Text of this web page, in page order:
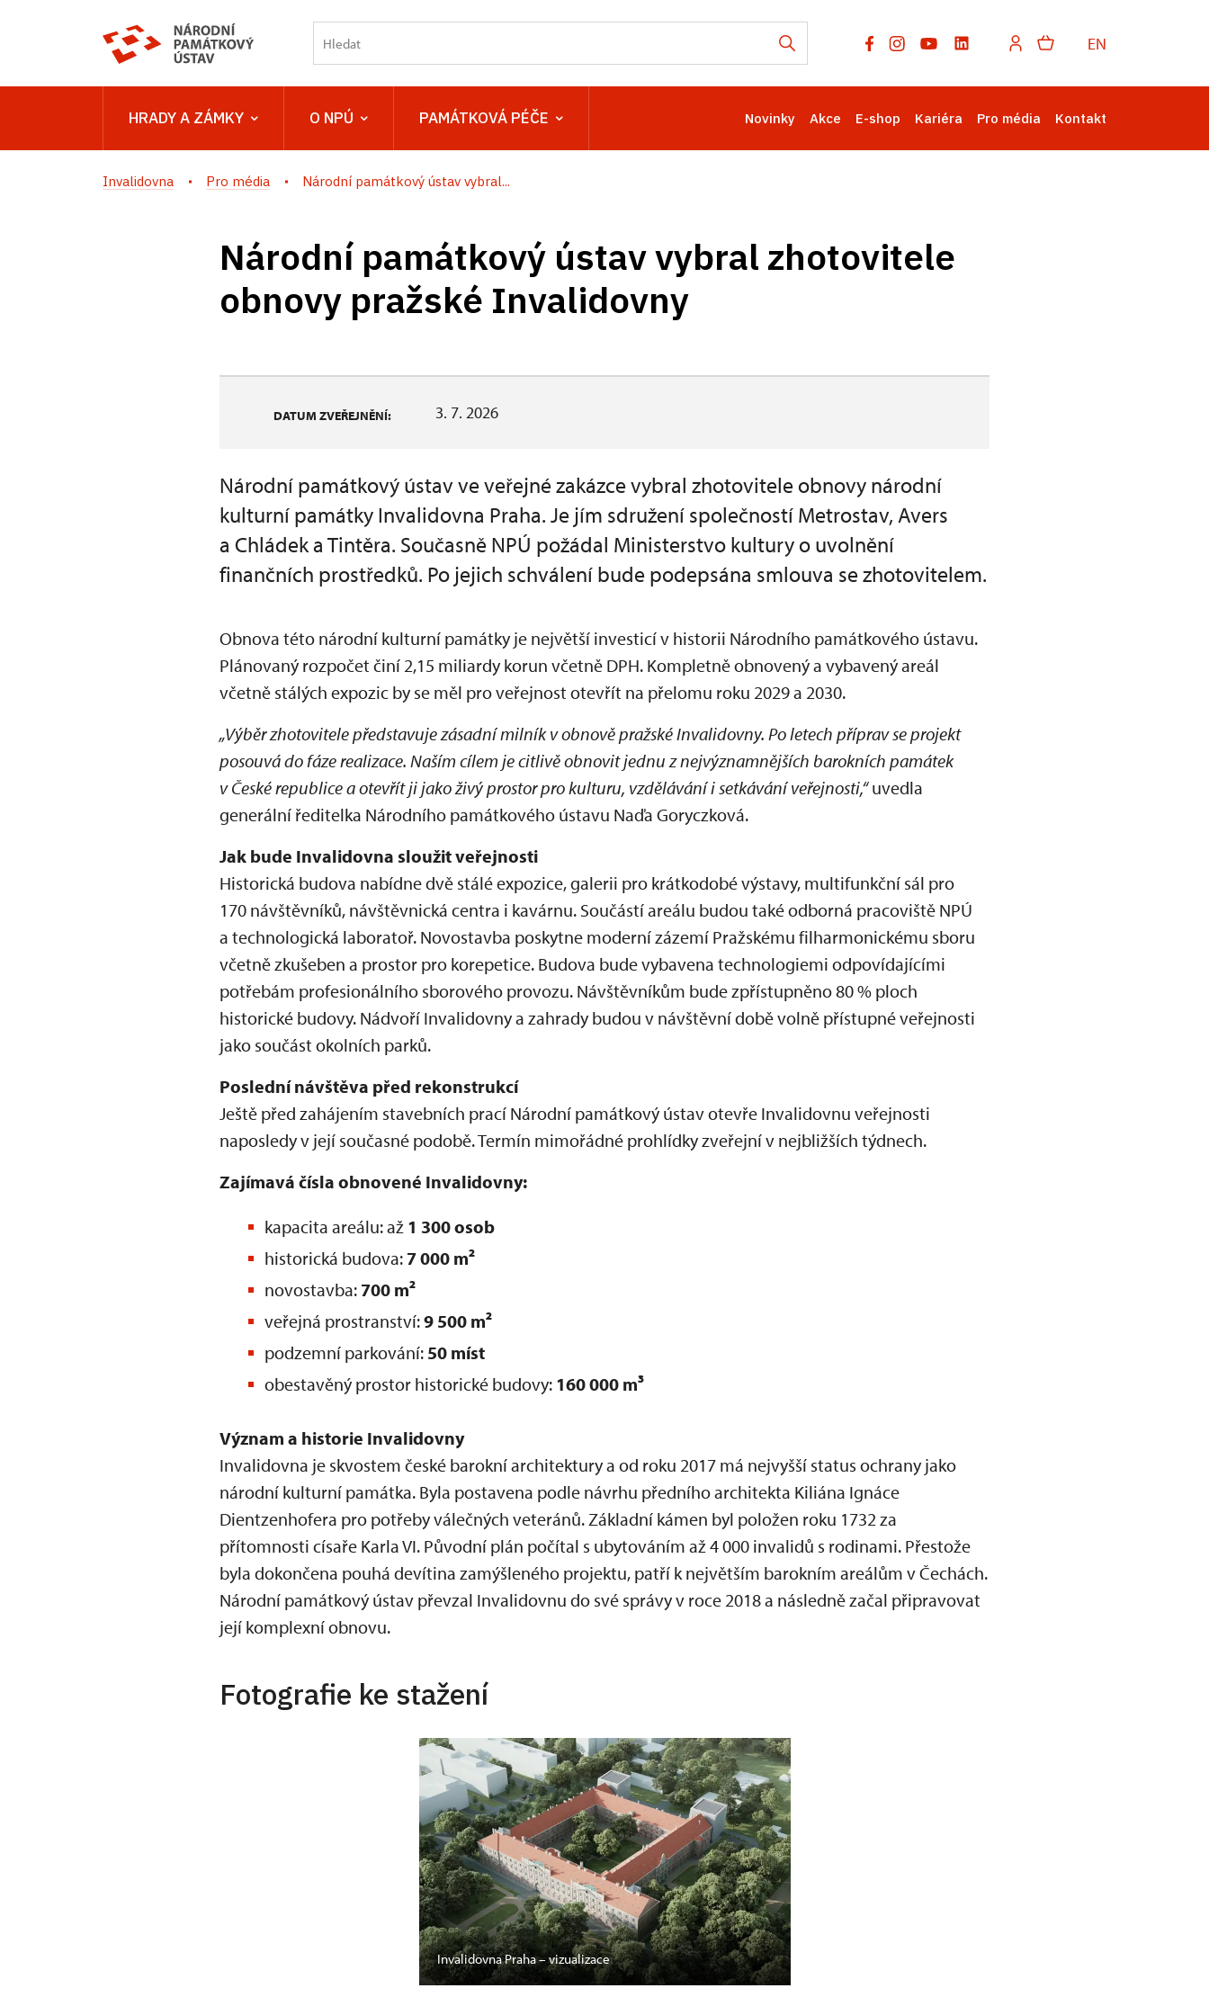
EN
HRADY A ZÁMKY O NPÚ PAMÁTKOVÁ PÉČE Novinky Akce E-shop Kariéra Pro média Kontakt
Invalidovna Pro média Národní památkový ústav vybral...
Národní památkový ústav vybral zhotovitele
obnovy pražské Invalidovny
DATUM ZVEŘEJNĚNÍ: 3. 7. 2026
Národní památkový ústav ve veřejné zakázce vybral zhotovitele obnovy národní
kulturní památky Invalidovna Praha. Je jím sdružení společností Metrostav, Avers
a Chládek a Tintěra. Současně NPÚ požádal Ministerstvo kultury o uvolnění
finančních prostředků. Po jejich schválení bude podepsána smlouva se zhotovitelem.
Obnova této národní kulturní památky je největší investicí v historii Národního památkového ústavu.
Plánovaný rozpočet činí 2,15 miliardy korun včetně DPH. Kompletně obnovený a vybavený areál
včetně stálých expozic by se měl pro veřejnost otevřít na přelomu roku 2029 a 2030.
„Výběr zhotovitele představuje zásadní milník v obnově pražské Invalidovny. Po letech příprav se projekt
posouvá do fáze realizace. Naším cílem je citlivě obnovit jednu z nejvýznamnějších barokních památek
v České republice a otevřít ji jako živý prostor pro kulturu, vzdělávání i setkávání veřejnosti,“uvedla
generální ředitelka Národního památkového ústavu Naďa Goryczková.
Jak bude Invalidovna sloužit veřejnosti
Historická budova nabídne dvě stálé expozice, galerii pro krátkodobé výstavy, multifunkční sál pro
170 návštěvníků, návštěvnická centra i kavárnu. Součástí areálu budou také odborná pracoviště NPÚ
a technologická laboratoř. Novostavba poskytne moderní zázemí Pražskému filharmonickému sboru
včetně zkušeben a prostor pro korepetice. Budova bude vybavena technologiemi odpovídajícími
potřebám profesionálního sborového provozu. Návštěvníkům bude zpřístupněno 80 % ploch
historické budovy. Nádvoří Invalidovny a zahrady budou v návštěvní době volně přístupné veřejnosti
jako součást okolních parků.
Poslední návštěva před rekonstrukcí
Ještě před zahájením stavebních prací Národní památkový ústav otevře Invalidovnu veřejnosti
naposledy v její současné podobě. Termín mimořádné prohlídky zveřejní v nejbližších týdnech.
Zajímavá čísla obnovené Invalidovny:
kapacita areálu: až 1 300 osob
historická budova: 7 000 m²
novostavba: 700 m²
veřejná prostranství:9 500 m²
podzemní parkování: 50 míst
obestavěný prostor historické budovy: 160 000 m³
Význam a historie Invalidovny
Invalidovna je skvostem české barokní architektury a od roku 2017 má nejvyšší status ochrany jako
národní kulturní památka. Byla postavena podle návrhu předního architekta Kiliána Ignáce
Dientzenhofera pro potřeby válečných veteránů. Základní kámen byl položen roku 1732 za
přítomnosti císaře Karla VI. Původní plán počítal s ubytováním až 4 000 invalidů s rodinami. Přestože
byla dokončena pouhá devítina zamýšleného projektu, patří k největším barokním areálům v Čechách.
Národní památkový ústav převzal Invalidovnu do své správy v roce 2018 a následně začal připravovat
její komplexní obnovu.
Fotografie ke stažení
Invalidovna Praha – vizualizace